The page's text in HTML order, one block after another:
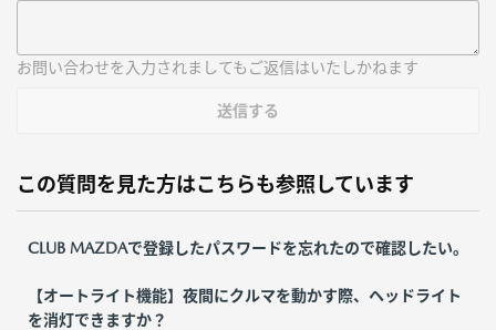
お問い合わせを入力されましてもご返信はいたしかねます
送信する
この質問を見た方はこちらも参照しています
CLUB MAZDAで登録したパスワードを忘れたので確認したい。
【オートライト機能】夜間にクルマを動かす際、ヘッドライト
を消灯できますか？